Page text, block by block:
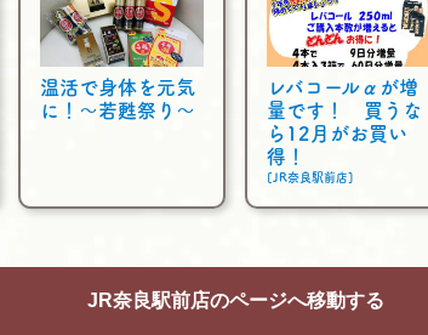
温活で身体を元気
に！～若甦祭り～
レバコールαが増
量です！ 買うな
ら12月がお買い
得！
[JR奈良駅前店]
JR奈良駅前店のページへ移動する